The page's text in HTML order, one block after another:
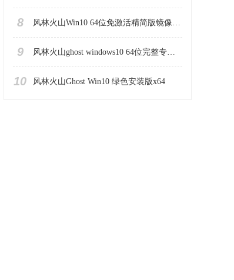
8 风林火山Win10 64位免激活精简版镜像iso下载
9 风林火山ghost windows10 64位完整专业版
10 风林火山Ghost Win10 绿色安装版x64